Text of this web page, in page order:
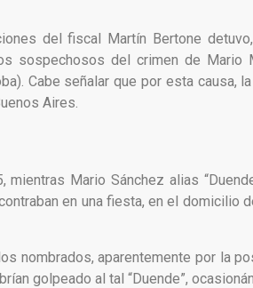
del fiscal Martín Bertone
sospechosos del crimen de Mario
Cabe señalar que por esta causa,
Aires.
Mario Sánchez alias
en una fiesta, en el domicilio
nombrados, aparentemente por la
golpeado al tal “Duende”,